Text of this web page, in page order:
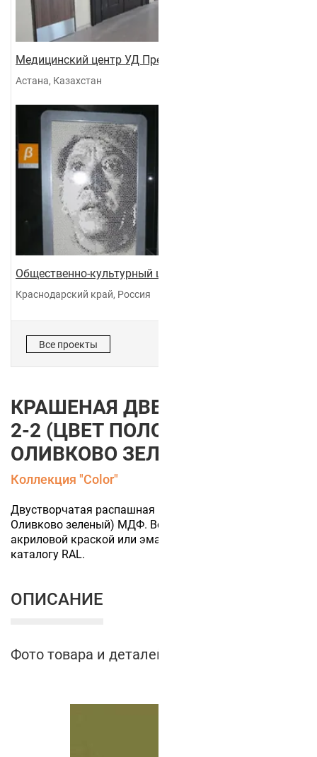
Медицинский центр УД Президента
Астана, Казахстан
Общественно-культурный центр "Галактика"
Краснодарский край, Россия
Все проекты
КРАШЕНАЯ ДВЕРЬ COLOR DUO
2-2 (ЦВЕТ ПОЛОТНА
ОЛИВКОВО ЗЕЛЕНЫЙ)
Коллекция "Color"
Двустворчатая распашная глухая дверь (цвет полотна
Оливково зеленый) МДФ. Возможна окраска
акриловой краской или эмалью в любой цвет по
каталогу RAL.
ОПИСАНИЕ
Фото товара и деталей